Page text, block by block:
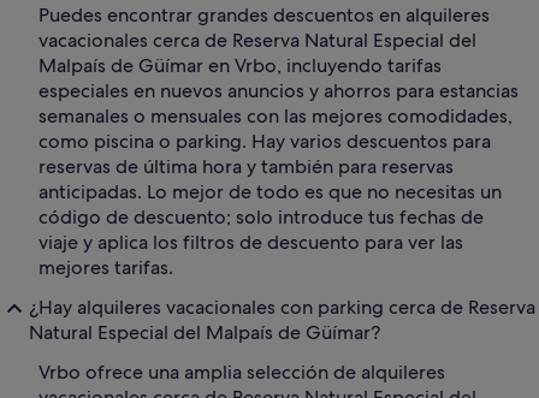
Puedes encontrar grandes descuentos en alquileres
vacacionales cerca de Reserva Natural Especial del
Malpaís de Güímar en Vrbo, incluyendo tarifas
especiales en nuevos anuncios y ahorros para estancias
semanales o mensuales con las mejores comodidades,
como piscina o parking. Hay varios descuentos para
reservas de última hora y también para reservas
anticipadas. Lo mejor de todo es que no necesitas un
código de descuento; solo introduce tus fechas de
viaje y aplica los filtros de descuento para ver las
mejores tarifas.
¿Hay alquileres vacacionales con parking cerca de Reserva
Natural Especial del Malpaís de Güímar?
Vrbo ofrece una amplia selección de alquileres